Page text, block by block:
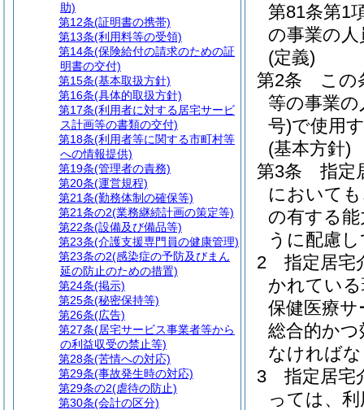
第81条第1
の事業の
(定義)
第2条
この
等の事業
号)で使用
(基本方針)
第3条
指定
において
の有する
うに配慮
2
指定居宅
かれてい
保健医療
総合的か
なければ
3
指定居宅
っては、
助)
第12条(証明書の携帯)
第13条(利用料等の受領)
第14条(保険給付の請求のための証
明書の交付)
第15条(基本取扱方針)
第16条(具体的取扱方針)
第17条(利用者に対する居宅サービ
ス計画等の書類の交付)
第18条(利用者等に関する市町村等
への情報提供)
第19条(管理者の責務)
第20条(運営規程)
第21条(勤務体制の確保等)
第21条の2(業務継続計画の策定等)
第22条(設備及び備品等)
第23条(介護支援専門員の健康管理)
第23条の2(感染症の予防及びまん
延の防止のための措置)
第24条(掲示)
第25条(秘密保持等)
第26条(広告)
第27条(居宅サービス事業者等から
の利益収受の禁止等)
第28条(苦情への対応)
第29条(事故発生時の対応)
第29条の2(虐待の防止)
第30条(会計の区分)